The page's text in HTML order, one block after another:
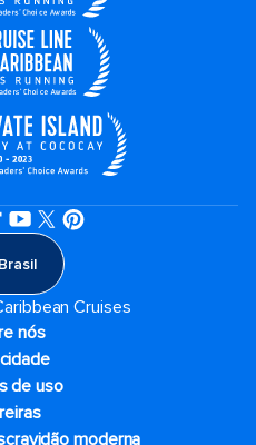
Brasil
Cruises
nós
de uso
moderna